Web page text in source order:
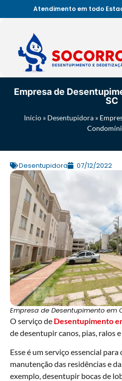
Atendimento em todo
Empresa de
SC
Início» Desentupidora»
Desentupidora 07/12/2022
Empresa de Desentupimento em
O serviço de Desentupimento
de desentupir canos, pias, ralos
Esse é um serviço essencial
manutenção das residências e
exemplo, desentupir bocas de